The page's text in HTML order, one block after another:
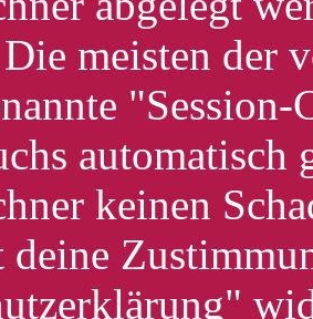
meisten der
keinen
deine